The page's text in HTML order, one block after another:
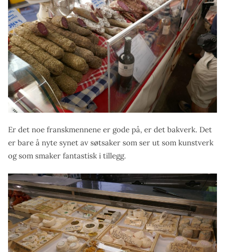
Er det noe franskmennene er gode på, er det bakverk. Det
er bare å nyte synet av søtsaker som ser ut som kunstverk
og som smaker fantastisk i tillegg.